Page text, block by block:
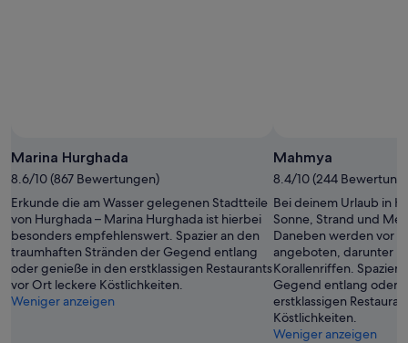
Marina Hurghada
8.6/10 (867 Bewertungen)
Erkunde die am Wasser gelegenen Stadtteile
von Hurghada – Marina Hurghada ist hierbei
besonders empfehlenswert. Spazier an den
traumhaften Stränden der Gegend entlang
oder genieße in den erstklassigen Restaurants
vor Ort leckere Köstlichkeiten.
Weniger anzeigen
Mahmya
8.4/10 (244
Bei deinem Urlaub in
Sonne, Strand und
Daneben werden vor
angeboten, darunter
Korallenriffen. Spazier
Gegend entlang oder
erstklassigen
Köstlichkeiten.
Weniger anzeigen